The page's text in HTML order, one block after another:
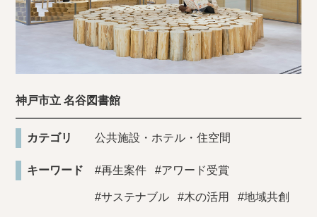
神戸市立 名谷図書館
カテゴリ 公共施設・ホテル・住空間
キーワード #再生案件 #アワード受賞
#サステナブル #木の活用 #地域共創